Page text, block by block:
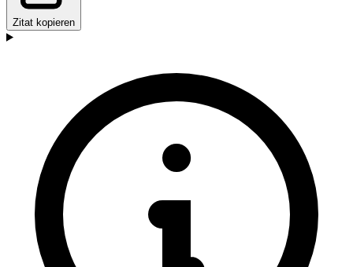
Zitat kopieren